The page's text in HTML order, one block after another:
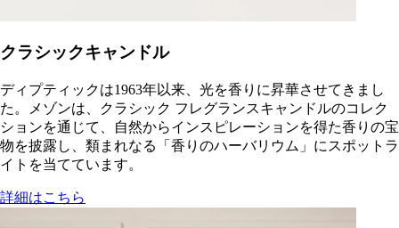
クラシックキャンドル
ディプティックは1963年以来、光を香りに昇華させてきまし
た。メゾンは、クラシック フレグランスキャンドルのコレク
ションを通じて、自然からインスピレーションを得た香りの宝
物を披露し、類まれなる「香りのハーバリウム」にスポットラ
イトを当てています。
詳細はこちら